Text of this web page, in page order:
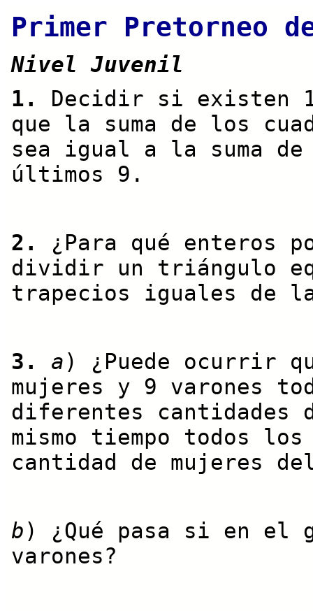
Primer Pretorneo
Nivel Juvenil
1.
Decidir si existen
que la suma de los
sea igual a la suma
últimos 9.
2.
¿Para qué enteros
dividir un triángulo
trapecios iguales de
3. a) ¿Puede ocurrir
mujeres y 9 varones
diferentes cantidades
mismo tiempo todos los
cantidad de mujeres
b) ¿Qué pasa si en el
varones?